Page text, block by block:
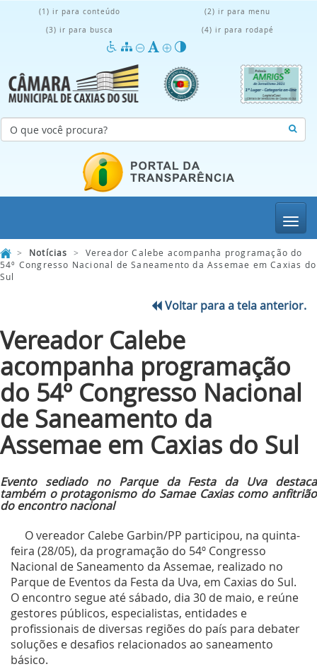
(1) ir para conteúdo
(2) ir para menu
(3) ir para busca
(4) ir para rodapé
> Notícias > Vereador Calebe acompanha programação do
54º Congresso Nacional de Saneamento da Assemae em Caxias do
Sul
Voltar para a tela anterior.
Vereador Calebe
acompanha programação
do 54º Congresso Nacional
de Saneamento da
Assemae em Caxias do Sul
Evento sediado no Parque da Festa da Uva destaca
também o protagonismo do Samae Caxias como anfitrião
do encontro nacional
O vereador Calebe Garbin/PP participou, na quinta-
feira (28/05), da programação do 54º Congresso
Nacional de Saneamento da Assemae, realizado no
Parque de Eventos da Festa da Uva, em Caxias do Sul.
O encontro segue até sábado, dia 30 de maio, e reúne
gestores públicos, especialistas, entidades e
profissionais de diversas regiões do país para debater
soluções e desafios relacionados ao saneamento
básico.